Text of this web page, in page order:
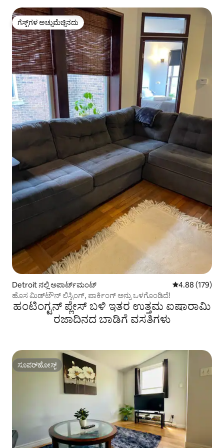
ಗೆಸ್ಟ್‌ಗಳ ಅಚ್ಚುಮೆಚ್ಚಿನದು
ಗೆಸ್ಟ್‌ಗಳ ಅಚ್ಚುಮೆಚ್ಚಿನದು
Detroit ನಲ್ಲಿ ಅಪಾರ್ಟ್‌ಮಂಟ್ 5 ರಲ್ಲಿ 4.88
4.88 (179)
ಹೊಸ ಮಿಡ್‌ಟೌನ್ ಲಿಸ್ಟಿಂಗ್, ಪಾರ್ಕಿಂಗ್ ಅನ್ನು ಒಳಗೊಂಡಿದೆ!
ಹಂಟಿಂಗ್ಟನ್ ಪ್ಲೇಸ್ ಬಳಿ ಇತರ ಉತ್ತಮ ಐಷಾರಾಮಿ
ರಜಾದಿನದ ಬಾಡಿಗೆ ವಸತಿಗಳು
ಸೂಪರ್‌ಹೋಸ್ಟ್
ಸೂಪರ್‌ಹೋಸ್ಟ್